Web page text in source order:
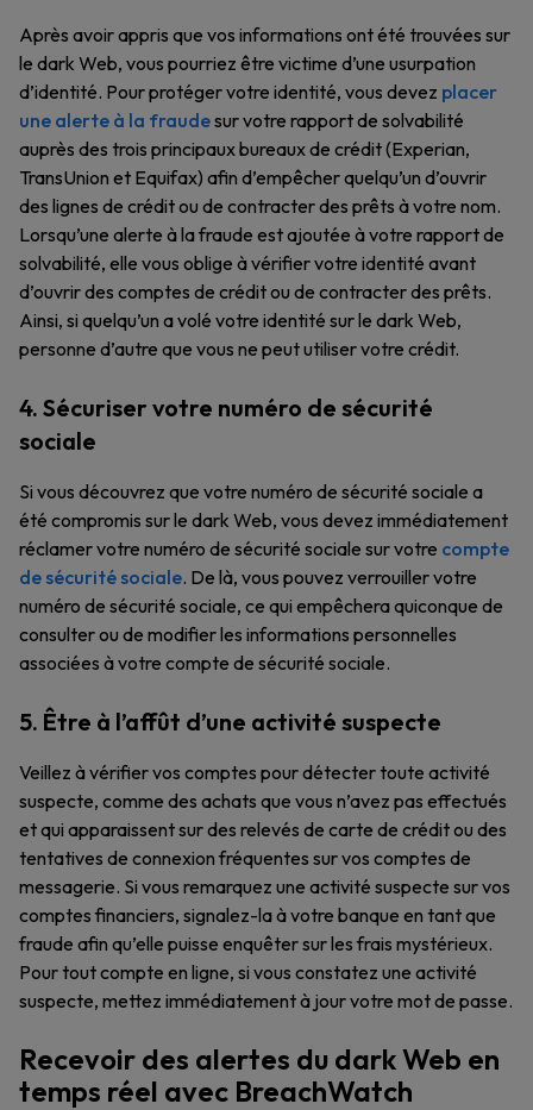
Après avoir appris que vos informations ont été trouvées sur
le dark Web, vous pourriez être victime d’une usurpation
d’identité. Pour protéger votre identité, vous devez placer
une alerte à la fraudesur votre rapport de solvabilité
auprès des trois principaux bureaux de crédit (Experian,
TransUnion et Equifax) afin d’empêcher quelqu’un d’ouvrir
des lignes de crédit ou de contracter des prêts à votre nom.
Lorsqu’une alerte à la fraude est ajoutée à votre rapport de
solvabilité, elle vous oblige à vérifier votre identité avant
d’ouvrir des comptes de crédit ou de contracter des prêts.
Ainsi, si quelqu’un a volé votre identité sur le dark Web,
personne d’autre que vous ne peut utiliser votre crédit.
4. Sécuriser votre numéro de sécurité
sociale
Si vous découvrez que votre numéro de sécurité sociale a
été compromis sur le dark Web, vous devez immédiatement
réclamer votre numéro de sécurité sociale sur votre compte
de sécurité sociale. De là, vous pouvez verrouiller votre
numéro de sécurité sociale, ce qui empêchera quiconque de
consulter ou de modifier les informations personnelles
associées à votre compte de sécurité sociale.
5. Être à l’affût d’une activité suspecte
Veillez à vérifier vos comptes pour détecter toute activité
suspecte, comme des achats que vous n’avez pas effectués
et qui apparaissent sur des relevés de carte de crédit ou des
tentatives de connexion fréquentes sur vos comptes de
messagerie. Si vous remarquez une activité suspecte sur vos
comptes financiers, signalez-la à votre banque en tant que
fraude afin qu’elle puisse enquêter sur les frais mystérieux.
Pour tout compte en ligne, si vous constatez une activité
suspecte, mettez immédiatement à jour votre mot de passe.
Recevoir des alertes du dark Web en
temps réel avec BreachWatch